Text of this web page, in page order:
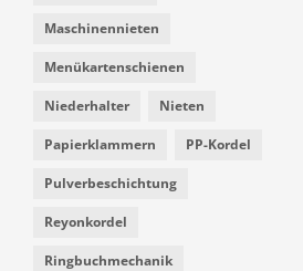
Maschinennieten
Menükartenschienen
Niederhalter Nieten
Papierklammern PP-Kordel
Pulverbeschichtung
Reyonkordel
Ringbuchmechanik